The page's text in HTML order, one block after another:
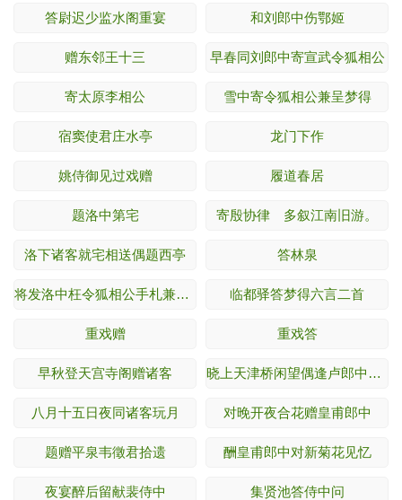
答尉迟少监水阁重宴 和刘郎中伤鄂姬
赠东邻王十三 早春同刘郎中寄宣武令狐相公
寄太原李相公 雪中寄令狐相公兼呈梦得
宿窦使君庄水亭 龙门下作
姚侍御见过戏赠 履道春居
题洛中第宅 寄殷协律 多叙江南旧游。
洛下诸客就宅相送偶题西亭 答林泉
将发洛中枉令狐相公手札兼辱二篇宠行以长句 临都驿答梦得六言二首
重戏赠 重戏答
早秋登天宫寺阁赠诸客 晓上天津桥闲望偶逢卢郎中张员外携酒同倾
八月十五日夜同诸客玩月 对晚开夜合花赠皇甫郎中
题赠平泉韦徵君拾遗 酬皇甫郎中对新菊花见忆
夜宴醉后留献裴侍中 集贤池答侍中问